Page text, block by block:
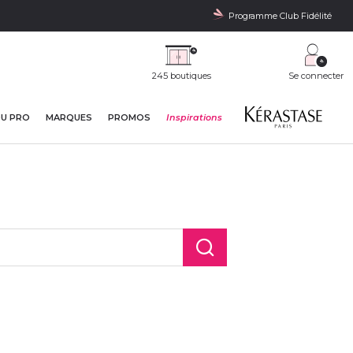
Programme Club Fidélité
245 boutiques Se connecter
PRO MARQUES PROMOS Inspirations